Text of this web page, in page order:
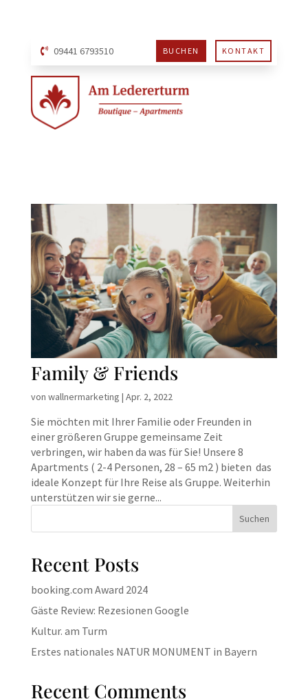
09441 6793510 BUCHEN KONTAKT
Family & Friends
von wallnermarketing | Apr. 2, 2022
Sie möchten mit Ihrer Familie oder Freunden in
einer größeren Gruppe gemeinsame Zeit
verbringen, wir haben da was für Sie! Unsere 8
Apartments ( 2-4 Personen, 28 – 65 m2 ) bieten das
ideale Konzept für Ihre Reise als Gruppe. Weiterhin
unterstützen wir sie gerne...
Suchen
Recent Posts
booking.com Award 2024
Gäste Review: Rezesionen Google
Kultur. am Turm
Erstes nationales NATUR MONUMENT in Bayern
Recent Comments